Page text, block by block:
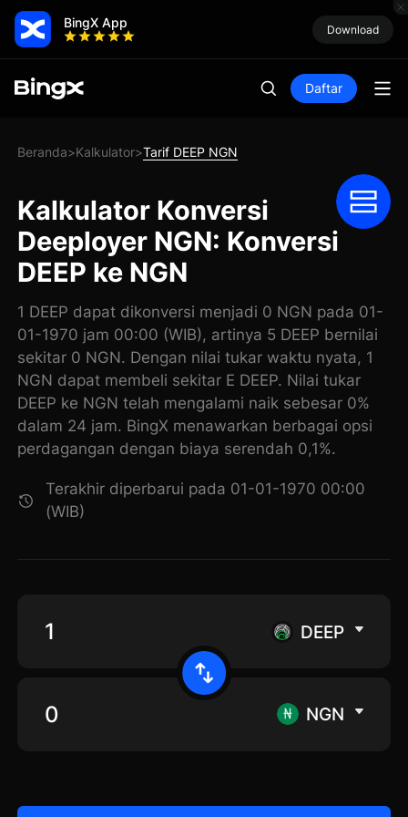
BingX App Download
Daftar
Beranda>Kalkulator>Tarif DEEP NGN
Kalkulator Konversi
Deeployer NGN: Konversi
DEEP ke NGN
1 DEEP dapat dikonversi menjadi 0 NGN pada 01-
01-1970 jam 00:00 (WIB), artinya 5 DEEP bernilai
sekitar 0 NGN. Dengan nilai tukar waktu nyata, 1
NGN dapat membeli sekitar E DEEP. Nilai tukar
DEEP ke NGN telah mengalami naik sebesar 0%
dalam 24 jam. BingX menawarkan berbagai opsi
perdagangan dengan biaya serendah 0,1%.
Terakhir diperbarui pada 01-01-1970 00:00
(WIB)
DEEP
NGN